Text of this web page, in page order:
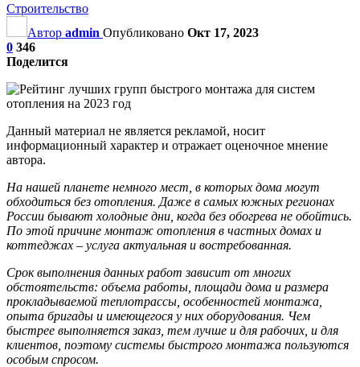
Строительство
Автор admin Опубликовано Окт 17, 2023
0 346
Поделится
Данный материал не является рекламой, носит
информационный характер и отражает оценочное мнение
автора.
На нашей планете немного мест, в которых дома могут
обходиться без отопления. Даже в самых южных регионах
России бывают холодные дни, когда без обогрева не обойтись.
По этой причине монтаж отопления в частных домах и
коттеджах – услуга актуальная и востребованная.
Срок выполнения данных работ зависит от многих
обстоятельств: объема работы, площади дома и размера
прокладываемой теплотрассы, особенностей монтажа,
опыта бригады и имеющегося у них оборудования. Чем
быстрее выполняется заказ, тем лучше и для рабочих, и для
клиентов, поэтому системы быстрого монтажа пользуются
особым спросом.